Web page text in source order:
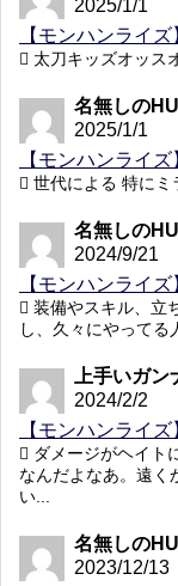
2025/1/1
【モンハンライ
太刀キッズオッス
名無しの
2025/1/1
【モンハンライ
世代による 特にミ
名無しの
2024/9/21
【モンハンライ
装備やスキル、立
し、久々にやって
上手いガン
2024/2/2
【モンハンライ
ダメージがヘイト
なんだよなあ。遠く
い...
名無しの
2023/12/13